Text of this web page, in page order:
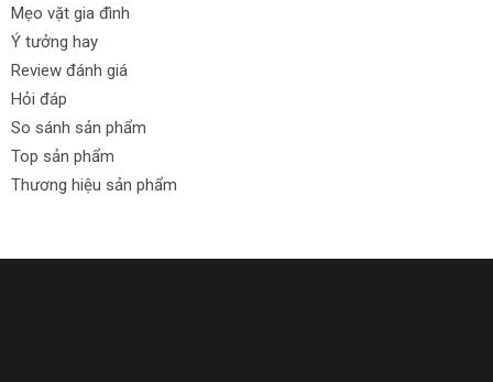
Mẹo vặt gia đình
Ý tưởng hay
Review đánh giá
Hỏi đáp
So sánh sản phẩm
Top sản phẩm
Thương hiệu sản phẩm